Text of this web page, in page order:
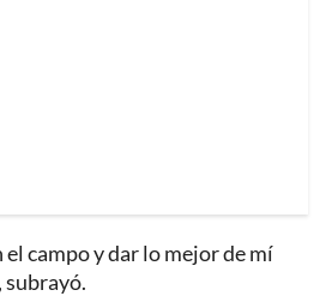
campo y dar lo mejor de mí
subrayó.